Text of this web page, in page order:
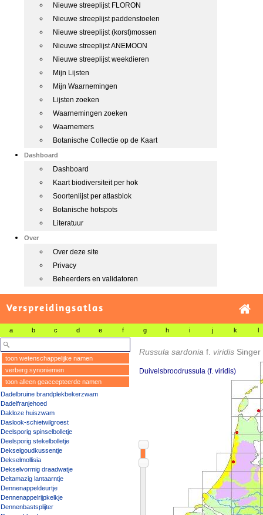
Nieuwe streeplijst FLORON
Nieuwe streeplijst paddenstoelen
Nieuwe streeplijst (korst)mossen
Nieuwe streeplijst ANEMOON
Nieuwe streeplijst weekdieren
Mijn Lijsten
Mijn Waarnemingen
Lijsten zoeken
Waarnemingen zoeken
Waarnemers
Botanische Collectie op de Kaart
Dashboard
Dashboard
Kaart biodiversiteit per hok
Soortenlijst per atlasblok
Botanische hotspots
Literatuur
Over
Over deze site
Privacy
Beheerders en validatoren
Verspreidingsatlas
a b c d e f g h i j k l
toon wetenschappelijke namen
verberg synoniemen
toon alleen geaccepteerde namen
Dadelbruine brandplekbekerzwam
Dadelfranjehoed
Dakloze huiszwam
Daslook-schietwilgroest
Deelsporig spinselbolletje
Deelsporig stekelbolletje
Dekselgoudkussentje
Dekselmollisia
Dekselvormig draadwatje
Deltamazig lantaarntje
Dennenappeldeurtje
Dennenappelrijpkelkje
Dennenbastsplijter
Russula sardonia f. viridis Singer
Duivelsbroodrussula (f. viridis)